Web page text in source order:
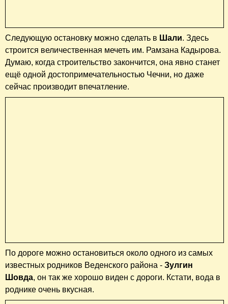
Следующую остановку можно сделать в Шали. Здесь
строится величественная мечеть им. Рамзана Кадырова.
Думаю, когда строительство закончится, она явно станет
ещё одной достопримечательностью Чечни, но даже
сейчас производит впечатление.
По дороге можно остановиться около одного из самых
известных родников Веденского района - Зулгин
Шовда, он так же хорошо виден с дороги. Кстати, вода в
роднике очень вкусная.